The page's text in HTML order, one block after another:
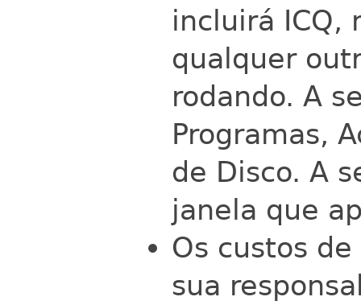
incluirá ICQ,
qualquer
rodando. A
Programas,
de Disco. A
janela que
Os custos
sua